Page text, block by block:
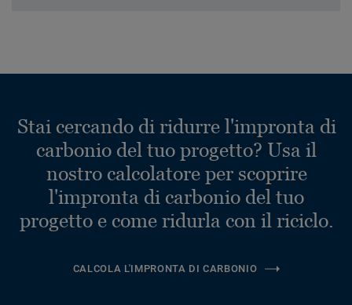
Stai cercando di ridurre l'impronta di
carbonio del tuo progetto? Usa il
nostro calcolatore per scoprire
l'impronta di carbonio del tuo
progetto e come ridurla con il riciclo.
CALCOLA L'IMPRONTA DI CARBONIO